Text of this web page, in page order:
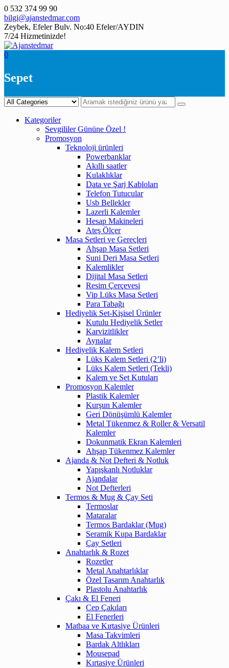
Skip
to
content
0 532 374 99 90
bilgi@ajanstedmar.com
Zeybek, Efeler Bulv. No:40 Efeler/AYDIN
7/24 Hizmetinizde!
0
Sepet
Kategoriler
Sevgililer Gününe Özel !
Promosyon
Teknoloji ürünleri
Powerbanklar
Akıllı saatler
Kulaklıklar
Data ve Şarj Kabloları
Telefon Tutucular
Usb Bellekler
Lazerli Kalemler
Hesap Makineleri
Ateş Ölçer
Masa Setleri ve Gereçleri
Ahşap Masa Setleri
Suni Deri Masa Setleri
Kalemlikler
Dijital Masa Setleri
Resim Çerçevesi
Vip Lüks Masa Setleri
Para Tabağı
Hediyelik Set-Kişisel Ürünler
Kutulu Hediyelik Setler
Karvizitlikler
Aynalar
Hediyelik Kalem Setleri
Lüks Kalem Setleri (2’li)
Lüks Kalem Setleri (Tekli)
Kalem ve Set Kutuları
Promosyon Kalemler
Plastik Kalemler
Kurşun Kalemler
Geri Dönüşümlü Kalemler
Metal Tükenmez & Roller & Versatil
Kalemler
Dokunmatik Ekran Kalemleri
Ahşap Tükenmez Kalemler
Ajanda & Not Defteri & Notluk
Yapışkanlı Notluklar
Ajandalar
Not Defterleri
Termos & Mug & Çay Seti
Termoslar
Mataralar
Termos Bardaklar (Mug)
Seramik Kupa Bardaklar
Çay Setleri
Anahtarlık & Rozet
Rozetler
Metal Anahtarlıklar
Özel Tasarım Anahtarlık
Plastolu Anahtarlık
Çakı & El Feneri
Cep Çakıları
El Fenerleri
Matbaa ve Kırtasiye Ürünleri
Masa Takvimleri
Bardak Altlıkları
Mousepad
Kırtasiye Ürünleri